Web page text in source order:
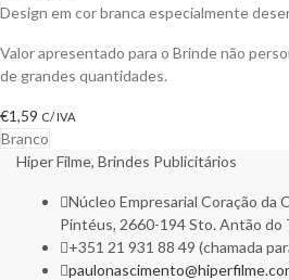
Design em cor branca especialmente
Valor apresentado para o Brinde não
de grandes quantidades.
€1,59 C/ IVA
Branco
Hiper Filme, Brindes Publicitários
Núcleo Empresarial Coração da
Pintéus, 2660-194 Sto. Antão do
+351 21 931 88 49 (chamada